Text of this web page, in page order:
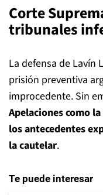
Corte
tribunales
La defensa de Lavín
prisión preventiva
improcedente. Sin
Apelaciones como
los antecedentes
la cautelar.
Te puede interesar